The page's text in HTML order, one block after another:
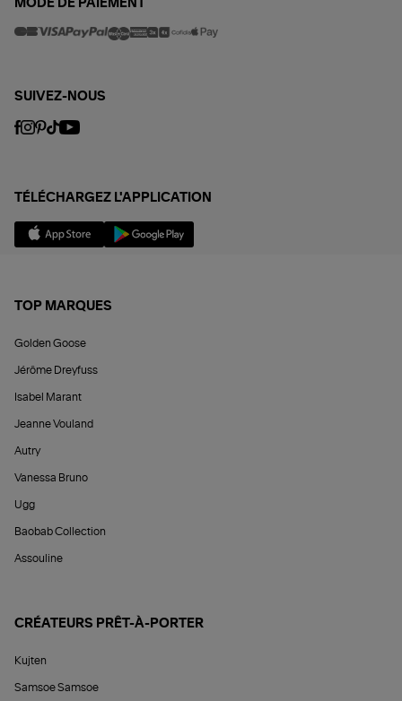
MODE DE PAIEMENT
SUIVEZ-NOUS
TÉLÉCHARGEZ L'APPLICATION
TOP MARQUES
Golden Goose
Jérôme Dreyfuss
Isabel Marant
Jeanne Vouland
Autry
Vanessa Bruno
Ugg
Baobab Collection
Assouline
CRÉATEURS PRÊT-À-PORTER
Kujten
Samsoe Samsoe